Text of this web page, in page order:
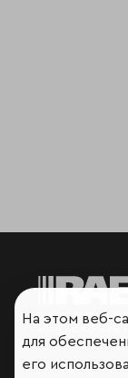
Мир сквозь
На этом веб-
для
его